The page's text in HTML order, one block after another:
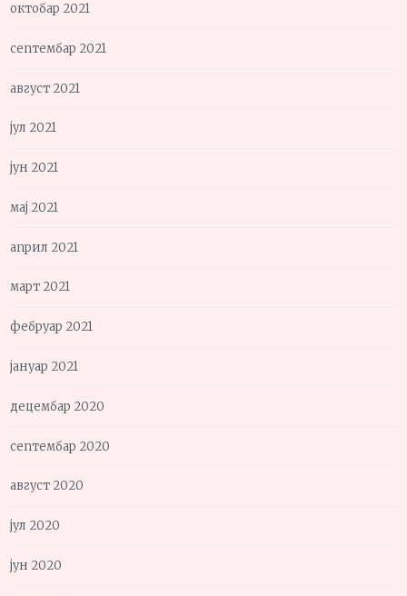
октобар 2021
септембар 2021
август 2021
јул 2021
јун 2021
мај 2021
април 2021
март 2021
фебруар 2021
јануар 2021
децембар 2020
септембар 2020
август 2020
јул 2020
јун 2020